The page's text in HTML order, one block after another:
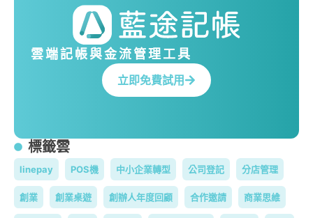
雲端記帳與金流管理工具
立即免費試用
標籤雲
linepay POS機 中小企業轉型 公司登記 分店管理
創業 創業桌遊 創辦人年度回顧 合作邀請 商業思維